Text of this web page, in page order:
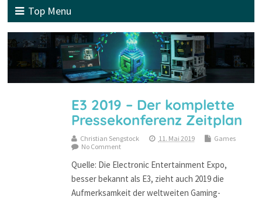
Top Menu
E3 2019 – Der komplette
Pressekonferenz Zeitplan
Christian Sengstock 11. Mai 2019
Games
No Comment
Quelle: Die Electronic Entertainment Expo,
besser bekannt als E3, zieht auch 2019 die
Aufmerksamkeit der weltweiten Gaming-